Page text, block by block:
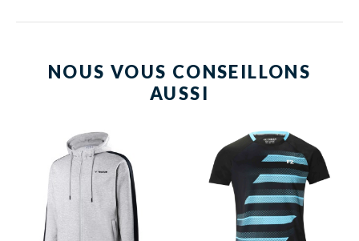
NOUS VOUS CONSEILLONS
AUSSI